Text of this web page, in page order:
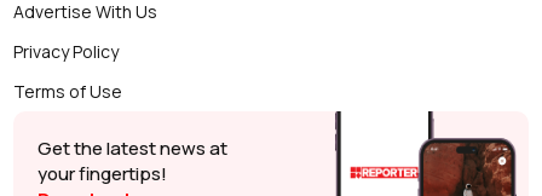
Advertise With Us
Privacy Policy
Terms of Use
Get the latest news at
your fingertips!